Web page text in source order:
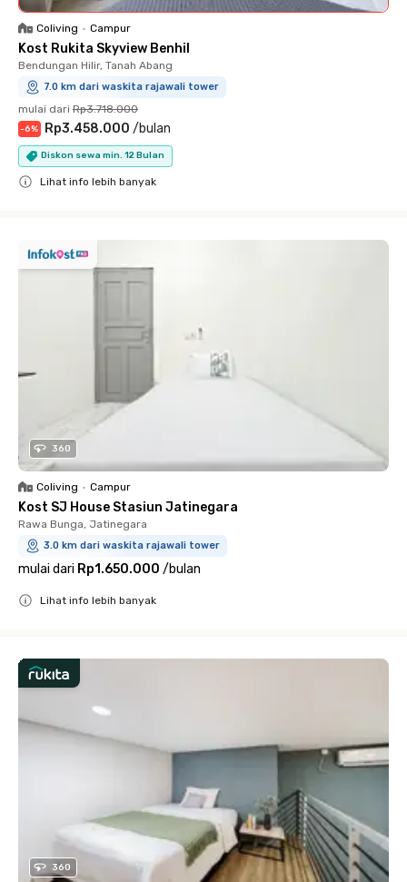
Coliving • Campur
Kost Rukita Skyview Benhil
Bendungan Hilir, Tanah Abang
7.0 km dari waskita rajawali tower
mulai dari Rp3.718.000
-6% Rp3.458.000 /bulan
Diskon sewa min. 12 Bulan
Lihat info lebih banyak
360
Coliving • Campur
Kost SJ House Stasiun Jatinegara
Rawa Bunga, Jatinegara
3.0 km dari waskita rajawali tower
mulai dari Rp1.650.000 /bulan
Lihat info lebih banyak
360